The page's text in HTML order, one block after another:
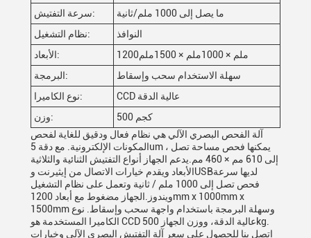
سرعة التفتيش:
ما يصل إلى 1000 ملم/ثانية
نظام التشغيل:
النوافذ
الأبعاد:
1200ملم × 1000ملم × 1500ملم
البرمجة:
سهلة الاستخدام سحب وإسقاط
نوع الكاميرا:
CCD عالية الدقة
وزن:
500 كجم
آلة الفحص البصري الآلي هي نظام فعال ودقيق للغاية لفحص
المكونات الإلكترونية. مع دقة 5um ، يمكنها فحص مساحة تصل
إلى 610 مم × 460 مم.يدعم الجهاز أنواع التفتيش الثنائية والثلاثية
الأبعاد ويقدم خيارات الاتصال من إيثيرنت وUSBلديها سرعة
فحص تصل إلى 1000 ملم / ثانية وتعمل على نظام التشغيل
ويندوز.الجهاز مضغوط مع أبعاد 1200mm x 1000mm x
1500mm وسهلة البرمجة باستخدام واجهة سحب وإسقاط. نوع
الكاميرا المستخدمة هو CCD عالية الدقة، ووزن الجهاز 500kg.
اتصل بنا للحصول على سعر آلة التفتيش البصري الآلي وخيارات